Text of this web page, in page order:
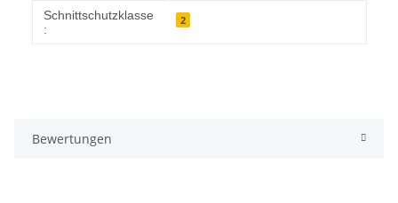
Produkteigenschaft
Wert
Schnittschutzklasse
:
2
Bewertungen